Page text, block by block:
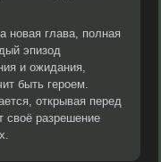
новая глава, полная
эпизод
и ожидания,
быть героем.
открывая перед
своё разрешение